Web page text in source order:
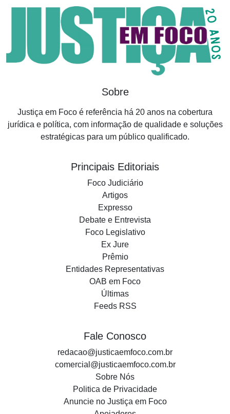
Sobre
Justiça em Foco é referência há 20 anos na cobertura
jurídica e política, com informação de qualidade e soluções
estratégicas para um público qualificado.
Principais Editoriais
Foco Judiciário
Artigos
Expresso
Debate e Entrevista
Foco Legislativo
Ex Jure
Prêmio
Entidades Representativas
OAB em Foco
Últimas
Feeds RSS
Fale Conosco
redacao@justicaemfoco.com.br
comercial@justicaemfoco.com.br
Sobre Nós
Politica de Privacidade
Anuncie no Justiça em Foco